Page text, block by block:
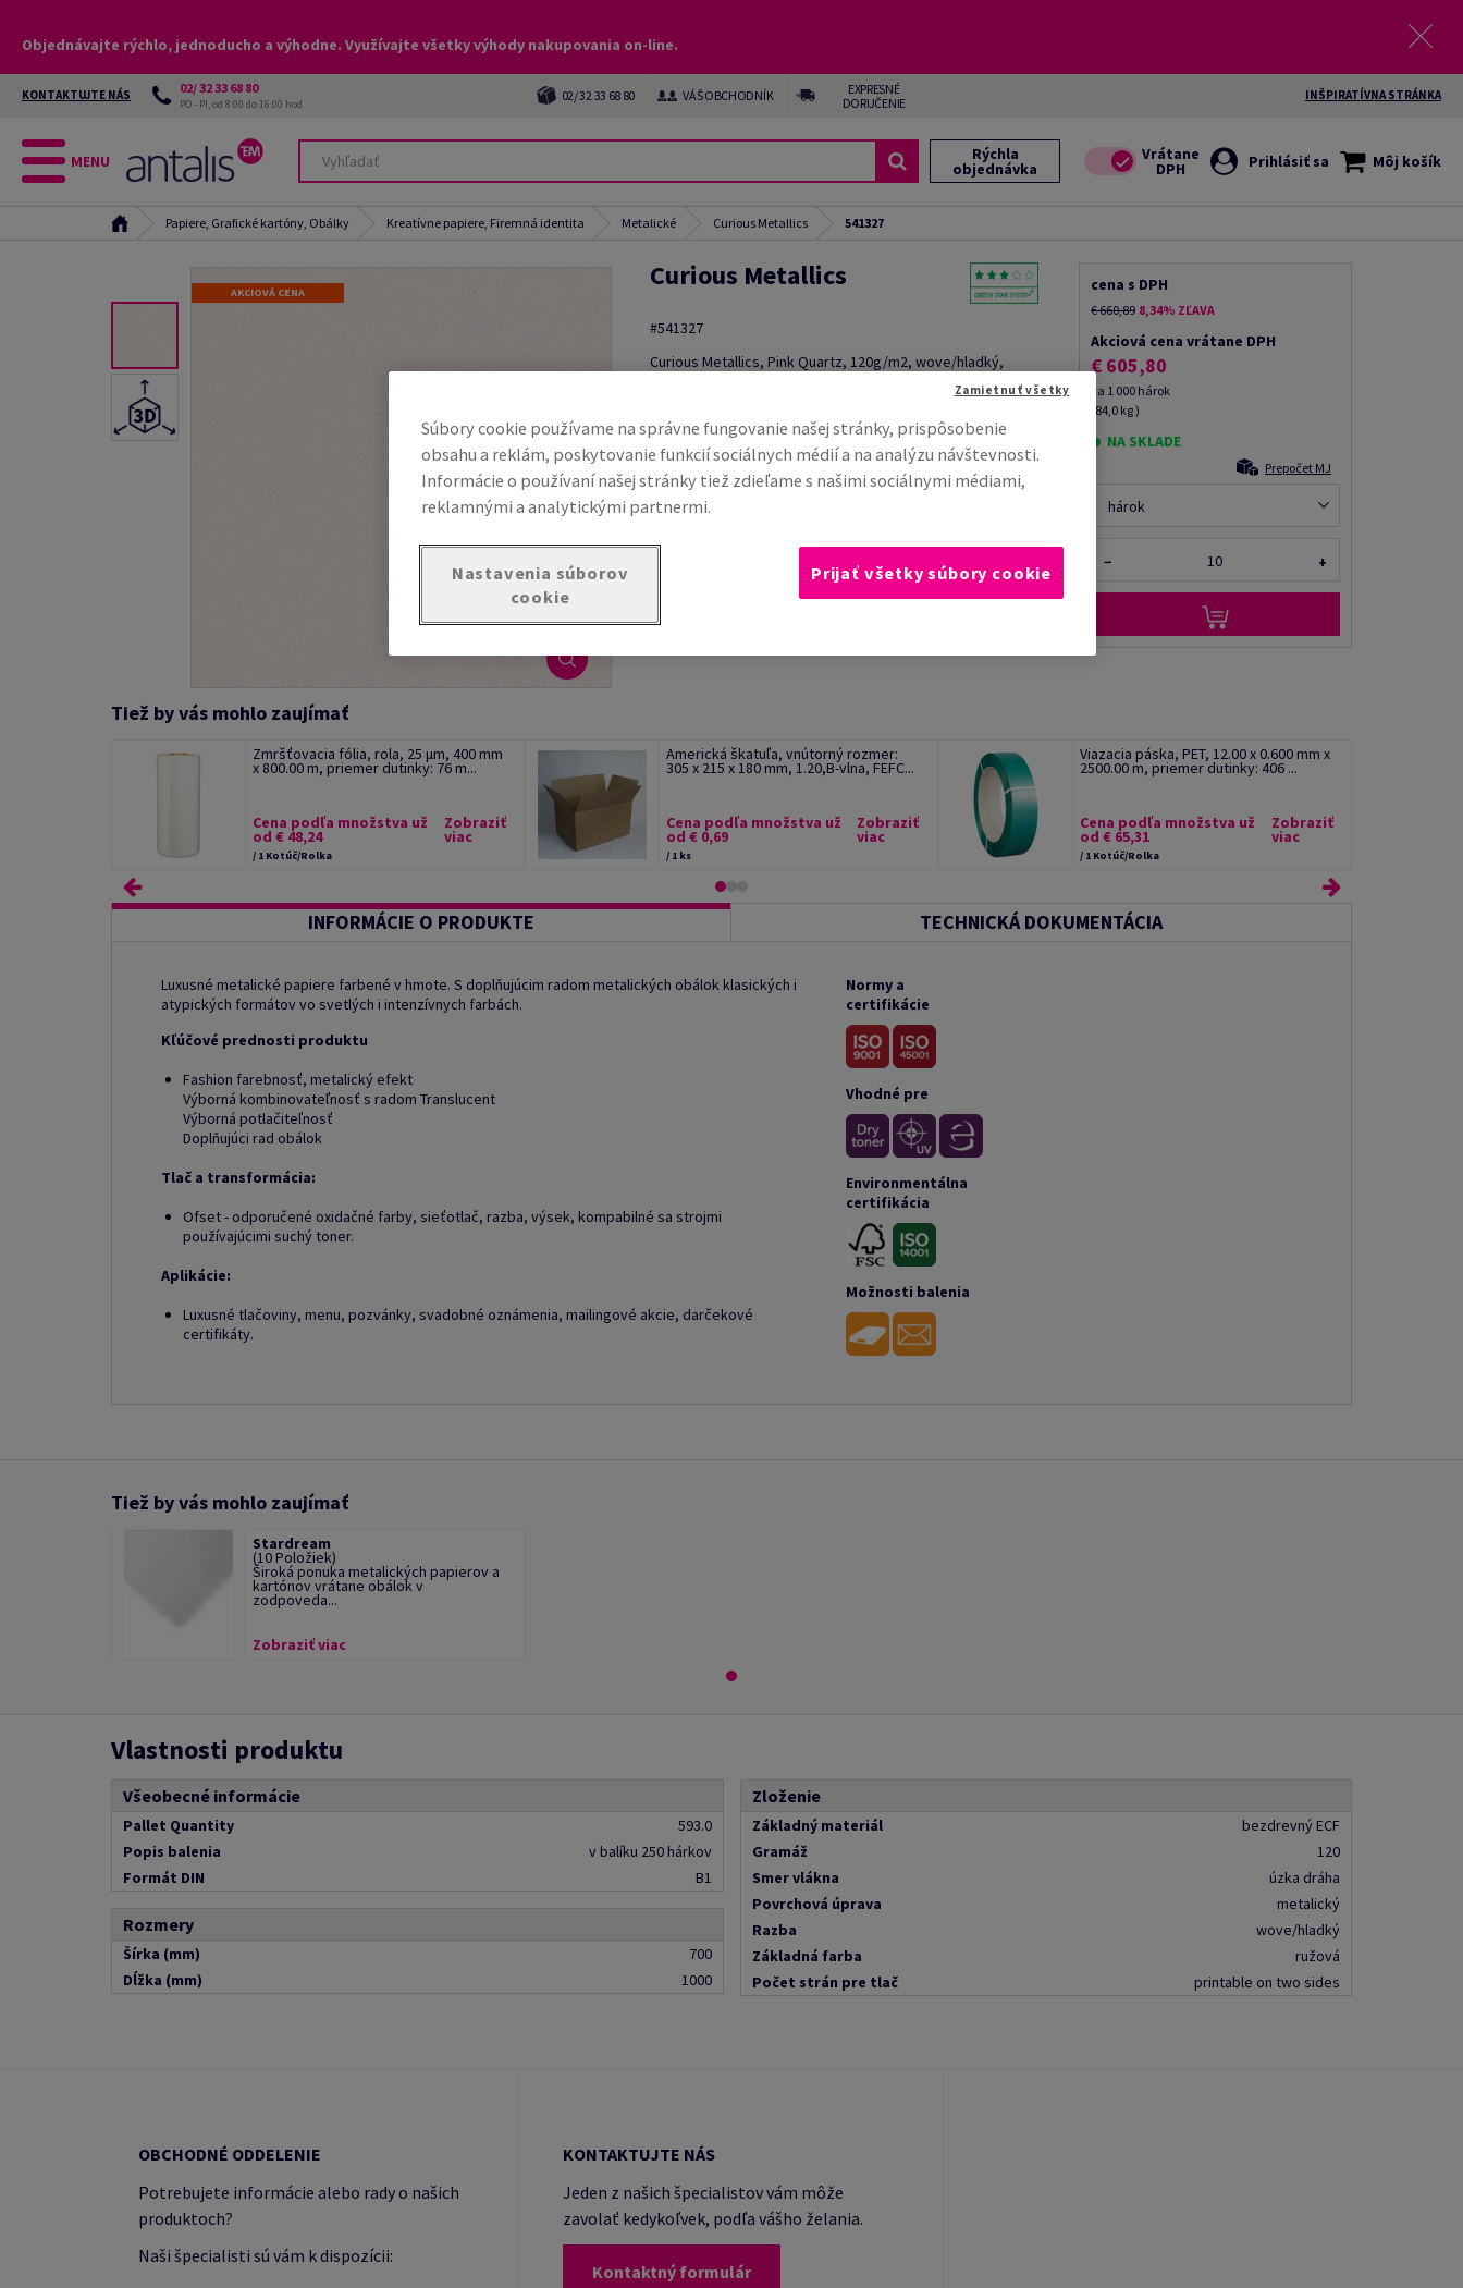
Objednávajte rýchlo, jednoducho a výhodne. Využívajte všetky výhody nakupovania on-line.
KONTAKTUJTE NÁS 02/ 32 33 68 80
PO - PI, od 8:00 do 16:00 hod 02/ 32 33 68 80 VÁŠ OBCHODNÍK
EXPRESNÉ
DORUČENIE
INŠPIRATÍVNA STRÁNKA
MENU Rýchla
objednávka Prihlásiť sa Môj košík
Papiere, Grafické kartóny, Obálky Kreatívne papiere, Firemná identita Metalické Curious Metallics 541327
AKCIOVÁ CENA
Curious Metallics
#541327
Curious Metallics, Pink Quartz, 120g/m2, wove/hladký,
metalický, bezdrevný ECF, 700mm x 1000mm, B1, ÚD, v balíku
AKCIA: Kreatívne papiere za akciové ceny
Kompletný popis E-mail kolegovi
cena s DPH
€ 660,89 8,34% ZĽAVA
Akciová cena vrátane DPH
€ 605,80
za 1 000 hárok
(84,0 kg )
NA SKLADE
Prepočet MJ
hárok
− +
Tiež by vás mohlo zaujímať
Zmršťovacia fólia, rola, 25 µm, 400 mm
x 800.00 m, priemer dutinky: 76 m...
Cena podľa množstva už
od € 48,24
/ 1 Kotúč/Rolka
Zobraziť
viac
Americká škatuľa, vnútorný rozmer:
305 x 215 x 180 mm, 1.20,B-vlna, FEFC...
Cena podľa množstva už
od € 0,69
/ 1 ks
Zobraziť
viac
Viazacia páska, PET, 12.00 x 0.600 mm x
2500.00 m, priemer dutinky: 406 ...
Cena podľa množstva už
od € 65,31
/ 1 Kotúč/Rolka
Zobraziť
viac
INFORMÁCIE O PRODUKTE TECHNICKÁ DOKUMENTÁCIA
Luxusné metalické papiere farbené v hmote. S doplňujúcim radom metalických obálok klasických i
atypických formátov vo svetlých i intenzívnych farbách.
Kľúčové prednosti produktu
Fashion farebnosť, metalický efekt
Výborná kombinovateľnosť s radom Translucent
Výborná potlačiteľnosť
Doplňujúci rad obálok
Tlač a transformácia:
Ofset - odporučené oxidačné farby, sieťotlač, razba, výsek, kompabilné sa strojmi
používajúcimi suchý toner.
Aplikácie:
Luxusné tlačoviny, menu, pozvánky, svadobné oznámenia, mailingové akcie, darčekové
certifikáty.
Normy a
certifikácie
Vhodné pre
Environmentálna
certifikácia
Možnosti balenia
Tiež by vás mohlo zaujímať
Stardream
(10 Položiek)
Široká ponuka metalických papierov a
kartónov vrátane obálok v
zodpoveda...
Zobraziť viac
Vlastnosti produktu
Všeobecné informácie
Pallet Quantity
593.0
Popis balenia
v balíku 250 hárkov
Formát DIN
B1
Rozmery
Šírka (mm)
700
Dĺžka (mm)
1000
Zloženie
Základný materiál
bezdrevný ECF
Gramáž
120
Smer vlákna
úzka dráha
Povrchová úprava
metalický
Razba
wove/hladký
Základná farba
ružová
Počet strán pre tlač
printable on two sides
OBCHODNÉ ODDELENIE
Potrebujete informácie alebo rady o našich
produktoch?
Naši špecialisti sú vám k dispozícii:
KONTAKTUJTE NÁS
Jeden z našich špecialistov vám môže
zavolať kedykoľvek, podľa vášho želania.
Kontaktný formulár
Súbory cookie používame na správne fungovanie našej stránky, prispôsobenie
obsahu a reklám, poskytovanie funkcií sociálnych médií a na analýzu návštevnosti.
Informácie o používaní našej stránky tiež zdieľame s našimi sociálnymi médiami,
reklamnými a analytickými partnermi.
Nastavenia súborov
cookie
Zamietnuť všetky
Prijať všetky súbory cookie